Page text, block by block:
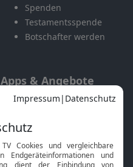
Spenden
Testamentsspende
Botschafter werden
Apps & Angebote
Mobile App
Smart TV